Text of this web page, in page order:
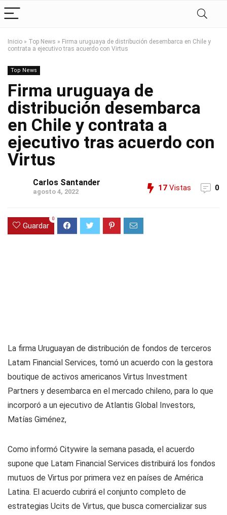
Inicio » Top News » Firma uruguaya de distribución desembarca en Chile y
contrata a ejecutivo tras acuerdo con Virtus
Top News
Firma uruguaya de
distribución desembarca
en Chile y contrata a
ejecutivo tras acuerdo con
Virtus
Carlos Santander
agosto 4, 2022 17 Vistas 0
Guardar
0
La firma Uruguayan de distribución de fondos de terceros
Latam Financial Services, tomó un acuerdo con la gestora
boutique de activos americanos Virtus Investment
Partners y desembarca en el mercado chileno, para lo que
incorporó a un ejecutivo de Atlantis Global Investors,
Matías Giménez,
Como informó Citywire la semana pasada, el acuerdo
supone que Latam Financial Services distribuirá los fondos
mutuos de Virtus por primera vez en países de América
Latina. El acuerdo cubrirá el conjunto completo de
estrategias Ucits de Virtus, que busca comercializar sus